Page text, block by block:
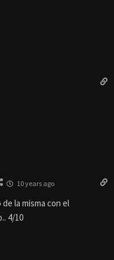
10 years ago
la misma con el
4/10